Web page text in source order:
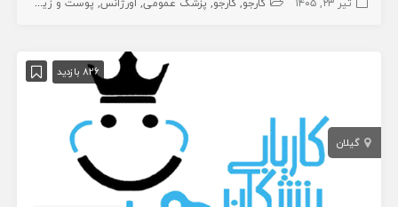
826 بازدید
گیلان